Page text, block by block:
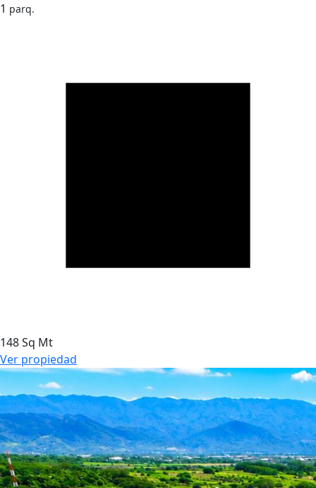
1 parq.
148 Sq Mt
Ver propiedad